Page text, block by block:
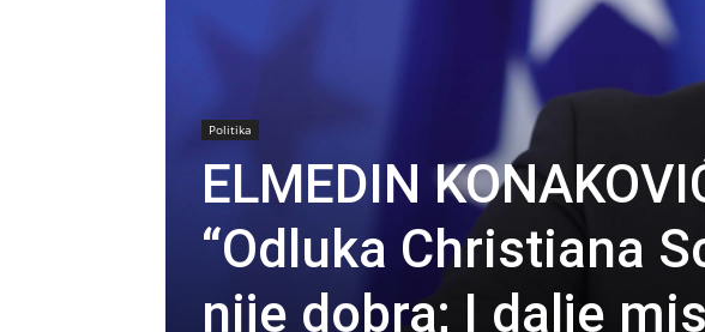
Politika
ELMEDIN
“Odluka Christiana
nije dobra; I dalje